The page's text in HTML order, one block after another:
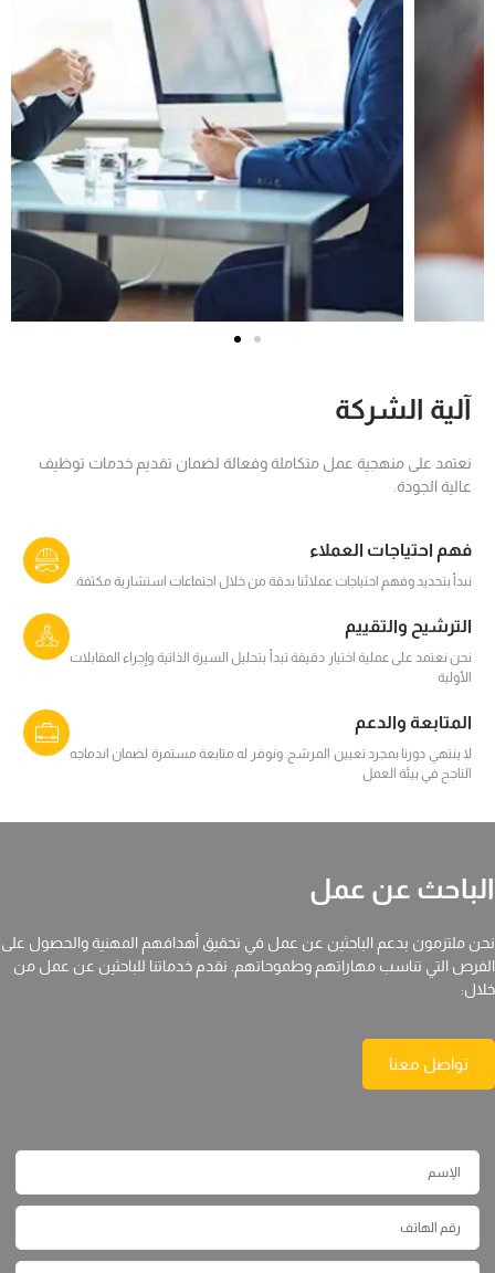
آلية الشركة
نعتمد على منهجية عمل متكاملة وفعالة لضمان تقديم خدمات توظيف
عالية الجودة.
فهم احتياجات العملاء
نبدأ بتحديد وفهم احتياجات عملائنا بدقة من خلال اجتماعات استشارية مكثفة.
الترشيح والتقييم
نحن نعتمد على عملية اختيار دقيقة تبدأ بتحليل السيرة الذاتية وإجراء المقابلات
الأولية
المتابعة والدعم
لا ينتهي دورنا بمجرد تعيين المرشح. ونوفر له متابعة مستمرة لضمان اندماجه
الناجح في بيئة العمل
الباحث عن عمل
نحن ملتزمون بدعم الباحثين عن عمل في تحقيق أهدافهم المهنية والحصول على
الفرص التي تناسب مهاراتهم وطموحاتهم. نقدم خدماتنا للباحثين عن عمل من
خلال:
تواصل معنا